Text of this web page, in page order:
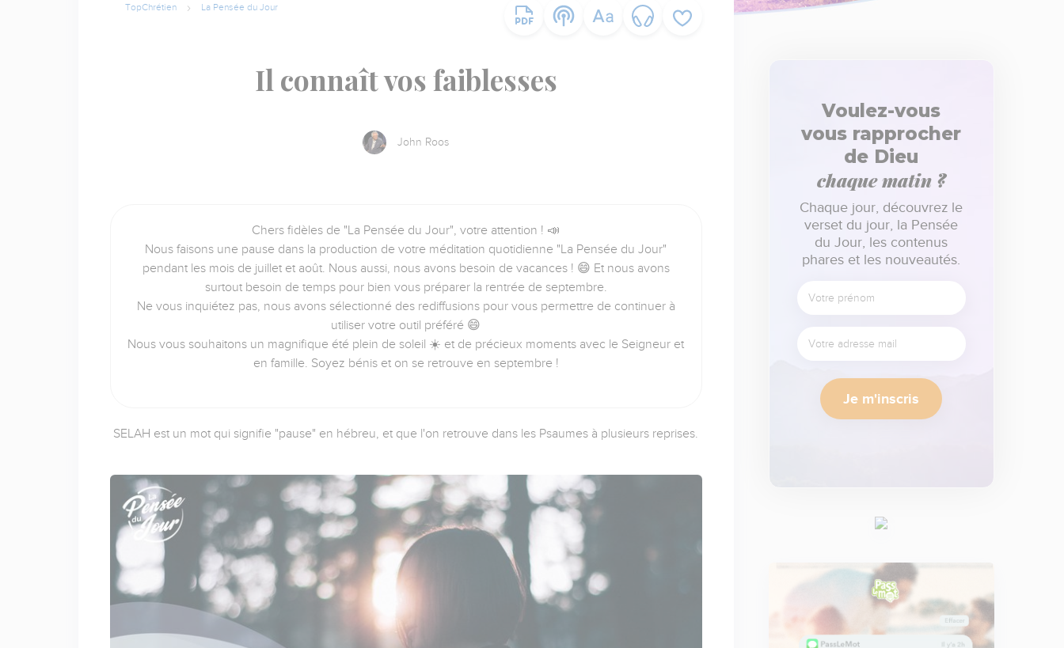
TopChrétien La Pensée du Jour
Il connaît vos faiblesses
John Roos
Chers fidèles de "La Pensée du Jour", votre attention ! 📣
Nous faisons une pause dans la production de votre méditation quotidienne "La Pensée du Jour"
pendant les mois de juillet et août. Nous aussi, nous avons besoin de vacances ! 😄 Et nous avons
surtout besoin de temps pour bien vous préparer la rentrée de septembre.
Ne vous inquiétez pas, nous avons sélectionné des rediffusions pour vous permettre de continuer à
utiliser votre outil préféré 😄
Nous vous souhaitons un magnifique été plein de soleil ☀️ et de précieux moments avec le Seigneur et
en famille. Soyez bénis et on se retrouve en septembre !
SELAH est un mot qui signifie "pause" en hébreu, et que l'on retrouve dans les Psaumes à plusieurs reprises.
Voulez-vous
vous rapprocher
de Dieu
chaque matin ?
Chaque jour, découvrez le
verset du jour, la Pensée
du Jour, les contenus
phares et les nouveautés.
Je m'inscris